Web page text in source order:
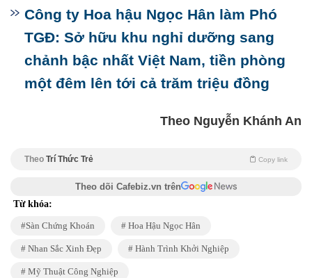
Công ty Hoa hậu Ngọc Hân làm Phó
TGĐ: Sở hữu khu nghỉ dưỡng sang
chảnh bậc nhất Việt Nam, tiền phòng
một đêm lên tới cả trăm triệu đồng
Theo Nguyễn Khánh An
Theo Trí Thức Trẻ Copy link
Theo dõi Cafebiz.vn trên
Từ khóa:
Sàn Chứng Khoán Hoa Hậu Ngọc Hân
Nhan Sắc Xinh Đẹp Hành Trình Khởi Nghiệp
Mỹ Thuật Công Nghiệp